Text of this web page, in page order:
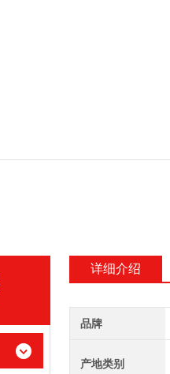
详细介绍
品牌
产地类别